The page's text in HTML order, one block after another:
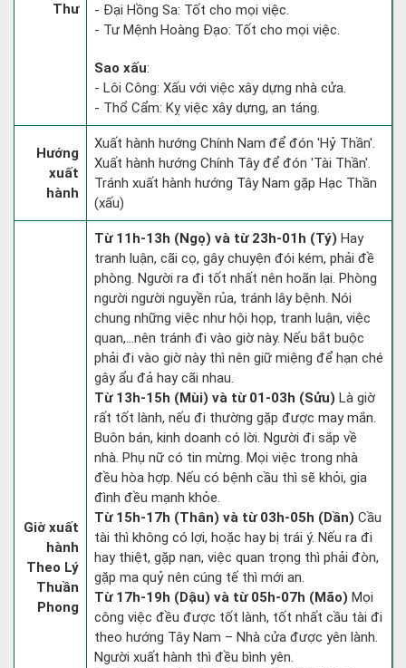
Thư
- Đại Hồng Sa: Tốt cho mọi việc.
- Tư Mệnh Hoàng Đạo: Tốt cho mọi việc.
Sao xấu:
- Lôi Công: Xấu với việc xây dựng nhà cửa.
- Thổ Cẩm: Kỵ việc xây dựng, an táng.
Hướng
xuất
hành
Xuất hành hướng Chính Nam để đón 'Hỷ Thần'.
Xuất hành hướng Chính Tây để đón 'Tài Thần'.
Tránh xuất hành hướng Tây Nam gặp Hạc Thần
(xấu)
Giờ xuất
hành
Theo Lý
Thuần
Phong
Từ 11h-13h (Ngọ) và từ 23h-01h (Tý) Hay
tranh luận, cãi cọ, gây chuyện đói kém, phải đề
phòng. Người ra đi tốt nhất nên hoãn lại. Phòng
người người nguyền rủa, tránh lây bệnh. Nói
chung những việc như hội họp, tranh luận, việc
quan,…nên tránh đi vào giờ này. Nếu bắt buộc
phải đi vào giờ này thì nên giữ miệng để hạn ché
gây ẩu đả hay cãi nhau.
Từ 13h-15h (Mùi) và từ 01-03h (Sửu) Là giờ
rất tốt lành, nếu đi thường gặp được may mắn.
Buôn bán, kinh doanh có lời. Người đi sắp về
nhà. Phụ nữ có tin mừng. Mọi việc trong nhà
đều hòa hợp. Nếu có bệnh cầu thì sẽ khỏi, gia
đình đều mạnh khỏe.
Từ 15h-17h (Thân) và từ 03h-05h (Dần) Cầu
tài thì không có lợi, hoặc hay bị trái ý. Nếu ra đi
hay thiệt, gặp nạn, việc quan trọng thì phải đòn,
gặp ma quỷ nên cúng tế thì mới an.
Từ 17h-19h (Dậu) và từ 05h-07h (Mão) Mọi
công việc đều được tốt lành, tốt nhất cầu tài đi
theo hướng Tây Nam – Nhà cửa được yên lành.
Người xuất hành thì đều bình yên.